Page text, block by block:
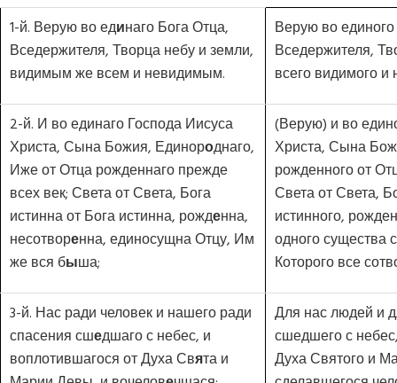
1-й. Верую во единаго Бога Отца,
Вседержителя, Творца небу и земли,
видимым же всем и невидимым.
Верую во
Вседержителя,
всего видимого и
2-й. И во единаго Господа Иисуса
Христа, Сына Божия, Единороднаго,
Иже от Отца рожденнаго прежде
всех век; Света от Света, Бога
истинна от Бога истинна, рожденна,
несотворенна, единосущна Отцу, Им
же вся быша;
(Верую) и во
Христа, Сына
рожденного от
Света от Света,
истинного,
одного существа
Которого все
3-й. Нас ради человек и нашего ради
спасения сшедшаго с небес, и
воплотившагося от Духа Свята и
Для нас людей и
сшедшего с
Духа Святого и